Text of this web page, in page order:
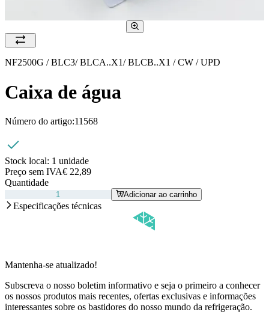
NF2500G / BLC3/ BLCA..X1/ BLCB..X1 / CW / UPD
Caixa de água
Número do artigo:11568
Stock local: 1 unidade
Preço sem IVA€ 22,89
Quantidade
Adicionar ao carrinho
Especificações técnicas
Mantenha-se atualizado!
Subscreva o nosso boletim informativo e seja o primeiro a conhecer
os nossos produtos mais recentes, ofertas exclusivas e informações
interessantes sobre os bastidores do nosso mundo da refrigeração.